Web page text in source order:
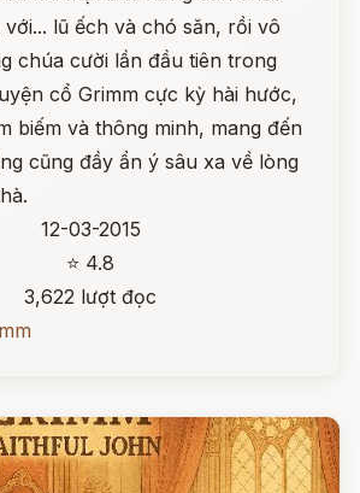
lũ ếch và chó săn, rồi vô
chúa cười lần đầu tiên trong
cổ Grimm cực kỳ hài hước,
biếm và thông minh, mang đến
cũng đầy ẩn ý sâu xa về lòng
12-03-2015
⭐ 4.8
3,622 lượt đọc